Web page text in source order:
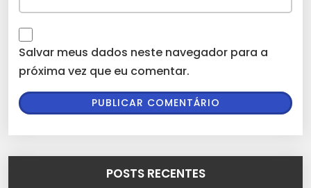
Salvar meus dados neste navegador para a
próxima vez que eu comentar.
POSTS RECENTES